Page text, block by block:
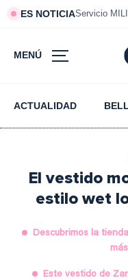
ES NOTICIAServicio
MENÚ
ACTUALIDAD
El vestido
estilo wet
Descubrimos la
Este vestido de